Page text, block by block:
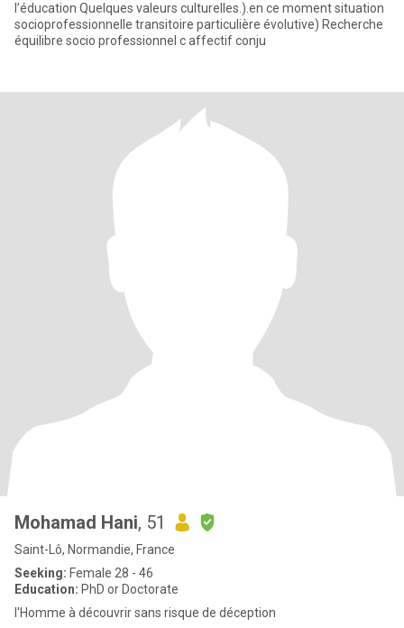
l’éducation Quelques valeurs culturelles.).en ce moment situation
socioprofessionnelle transitoire particulière évolutive) Recherche
équilibre socio professionnel c affectif conju
Mohamad Hani, 51
Saint-Lô, Normandie, France
Seeking: Female 28 - 46
Education: PhD or Doctorate
l'Homme à découvrir sans risque de déception